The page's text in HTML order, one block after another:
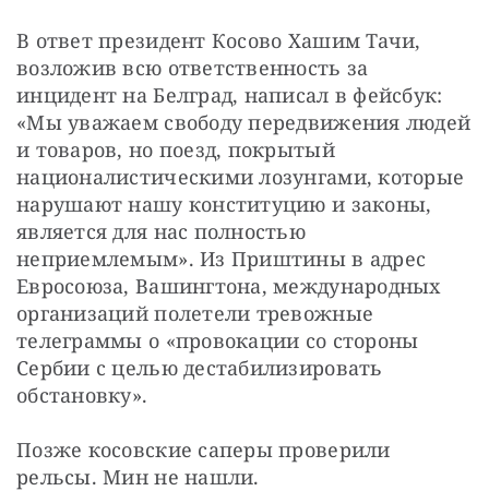
В ответ президент Косово Хашим Тачи,
возложив всю ответственность за
инцидент на Белград, написал в фейсбук:
«Мы уважаем свободу передвижения людей
и товаров, но поезд, покрытый
националистическими лозунгами, которые
нарушают нашу конституцию и законы,
является для нас полностью
неприемлемым». Из Приштины в адрес
Евросоюза, Вашингтона, международных
организаций полетели тревожные
телеграммы о «провокации со стороны
Сербии с целью дестабилизировать
обстановку».
Позже косовские саперы проверили
рельсы. Мин не нашли.